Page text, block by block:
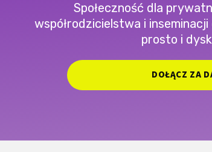
Społeczność dla
współrodzicielstwa i
prosto i
DOŁĄCZ ZA